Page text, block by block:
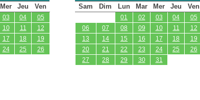
Mer Jeu Ven
03 04
05
10 11
12
17 18
19
24 25
26
Sam
Dim Lun Mar Mer Jeu Ven
01 02 03 04
05
06
07 08 09 10 11
12
13
14 15 16 17 18
19
20
21 22 23 24 25
26
27
28 29 30 31